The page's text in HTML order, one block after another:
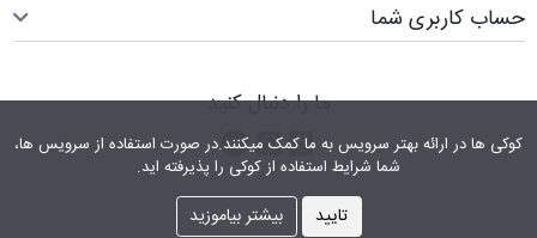
کوکی ها در ارائه بهتر سرویس‎ به ما کمک می‎کنند.در صورت استفاده از سرویس ها،
شما شرایط استفاده از کوکی را پذیرفته اید.
تایید بیشتر بیاموزید
حساب کاربری شما
ما را دنبال کنید
اینستاگرام
پیام رسان واتس اپ
کانال تلگرام